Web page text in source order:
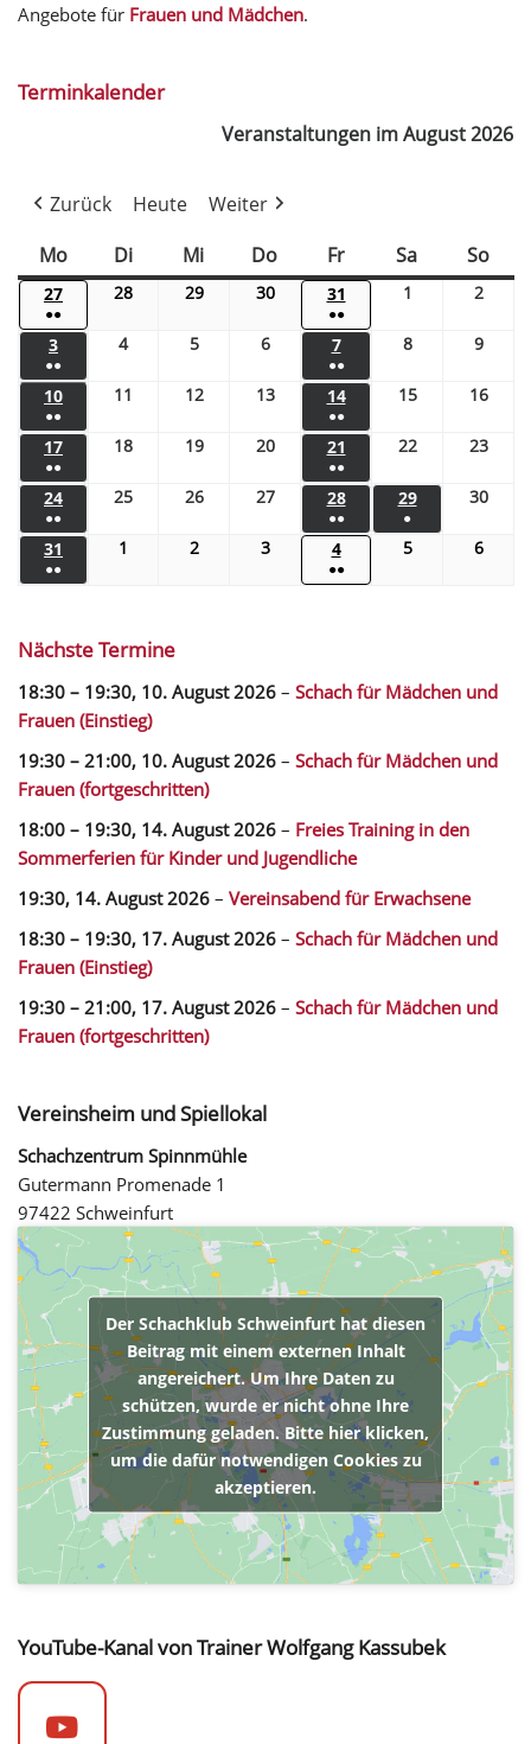
Angebote für Frauen und Mädchen.
Terminkalender
Veranstaltungen im August 2026
Zurück Heute
Weiter
Mo
Di Mi Do Fr Sa So
27
●●
28 29 30 31
●●
1 2
3
●●
4 5 6 7
●●
8 9
10
●●
11 12 13 14
●●
15 16
17
●●
18 19 20 21
●●
22 23
24
●●
25 26 27 28
●●
29
●
30
31
●●
1 2 3 4
●●
5 6
Nächste Termine
18:30 – 19:30, 10. August 2026 – Schach für Mädchen und
Frauen (Einstieg)
19:30 – 21:00, 10. August 2026 – Schach für Mädchen und
Frauen (fortgeschritten)
18:00 – 19:30, 14. August 2026 – Freies Training in den
Sommerferien für Kinder und Jugendliche
19:30, 14. August 2026 – Vereinsabend für Erwachsene
18:30 – 19:30, 17. August 2026 – Schach für Mädchen und
Frauen (Einstieg)
19:30 – 21:00, 17. August 2026 – Schach für Mädchen und
Frauen (fortgeschritten)
Vereinsheim und Spiellokal
Schachzentrum Spinnmühle
Gutermann Promenade 1
97422 Schweinfurt
Der Schachklub Schweinfurt hat diesen
Beitrag mit einem externen Inhalt
angereichert. Um Ihre Daten zu
schützen, wurde er nicht ohne Ihre
Zustimmung geladen. Bitte hier klicken,
um die dafür notwendigen Cookies zu
akzeptieren.
YouTube-Kanal von Trainer Wolfgang Kassubek